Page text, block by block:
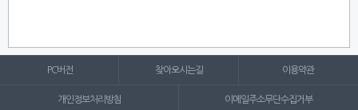
PC버전 찾아오시는길 이용약관
개인정보처리방침 이메일주소무단수집거부